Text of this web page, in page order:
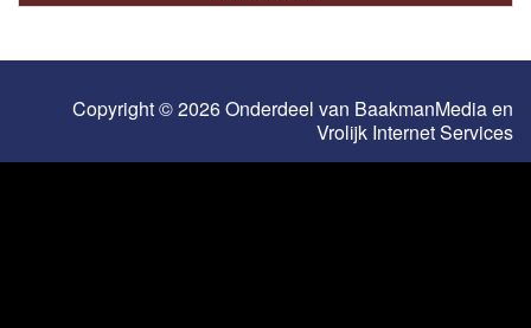
Copyright © 2026 Onderdeel van BaakmanMediaen
Vrolijk Internet Services